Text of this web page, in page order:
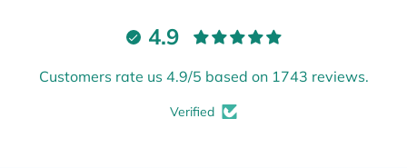
4.9
Customers rate us 4.9/5 based on 1743 reviews.
Verified